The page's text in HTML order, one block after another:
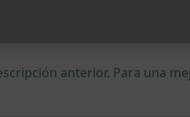
anterior. Para una